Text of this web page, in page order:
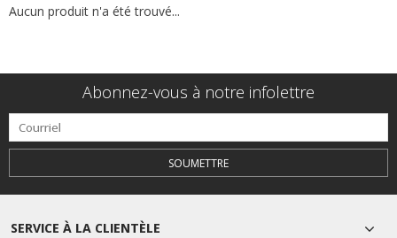
Aucun produit n'a été trouvé...
Abonnez-vous à notre infolettre
SOUMETTRE
SERVICE À LA CLIENTÈLE